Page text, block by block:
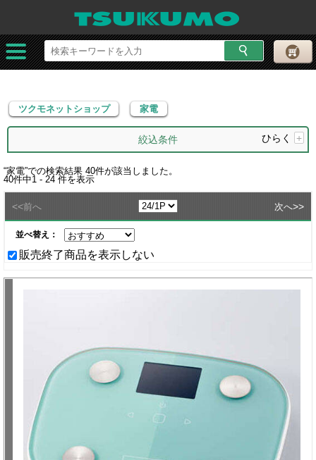
ツクモネットショップ 家電
ツクモネットショップ 家電
絞込条件 ひらく +
“家電”での検索結果 40件が該当しました。
40件中1 - 24 件を表示
<<前へ 次へ>>
並べ替え：
販売終了商品を表示しない